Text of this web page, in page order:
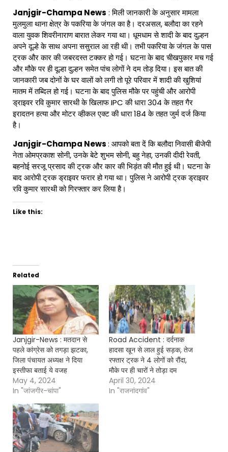
Janjgir-Champa News : मिली जानकारी के अनुसार मामला
मुलमुला थाना क्षेत्र के पकरिया के जंगल का है। दरअसल, बलौदा का रहने
वाला युवक शिवरीनाराण बारात लेकर गया था। धूमधाम से शादी के बाद दुल्हन
अपने दूल्हे के साथ अपना ससुराल आ रही थी। तभी पकरिया के जंगल के पास
ट्रक और कार की जबरदस्त टक्कर हो गई। घटना के बाद चीखपुकार मच गई
और मौके पर ही दूल्हा दुल्हन समेत पांच लोगों ने दम तोड़ दिया। इस बात ​की
जानकारी जब दोनों के घर वालों को लगी तो पूरे परिवार में शादी की खुशियां
मातम में तब्दिल हो गई। घटना के बाद पुलिस मौके पर पहुंची और आरोपी
ड्राइवर रवि कुमार सारथी के खिलाफ IPC की धारा 304 के तहत गैर
इरादतन हत्या और मोटर व्हीकल एक्ट की धारा 184 के तहत जुर्म दर्ज किया
है।
Janjgir-Champa News: आपको बता दें कि बलौदा निवासी बीजेपी
नेता ओमप्रकाश सोनी, उनके बेटे शुभम सोनी, बहु नेहा, उनकी दीदी रेवती,
बहनोई सरजू प्रसाद की ट्रक और कार की भिड़ंत की मौत हुई थी। घटना के
बाद आरोपी ट्रक ड्राइवर फरार हो गया था। पुलिस ने आरोपी ट्रक ड्राइवर
रवि कुमार सारथी को गिरफ्तार कर लिया है।
Like this:
Related
Janjgir-News : मतदान से
पहले कांग्रेस को तगड़ा झटका,
जिला पंचायत अध्यक्ष ने दिया
इस्तीफा बताई ये वजह
May 4, 2024
In "जांजगीर-चांपा"
Road Accident : दर्दनाक
हादसा खून से लाल हुई सड़क, तेज
रफ्तार ट्रक ने 4 लोगों को रौंदा,
मौके पर ही चारों ने तोड़ा दम
April 30, 2024
In "राजनांदगांव"